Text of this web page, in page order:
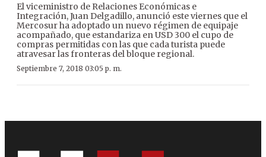
El viceministro de Relaciones Económicas e
Integración, Juan Delgadillo, anunció este viernes que el
Mercosur ha adoptado un nuevo régimen de equipaje
acompañado, que estandariza en USD 300 el cupo de
compras permitidas con las que cada turista puede
atravesar las fronteras del bloque regional.
Septiembre 7, 2018 03:05 p. m.